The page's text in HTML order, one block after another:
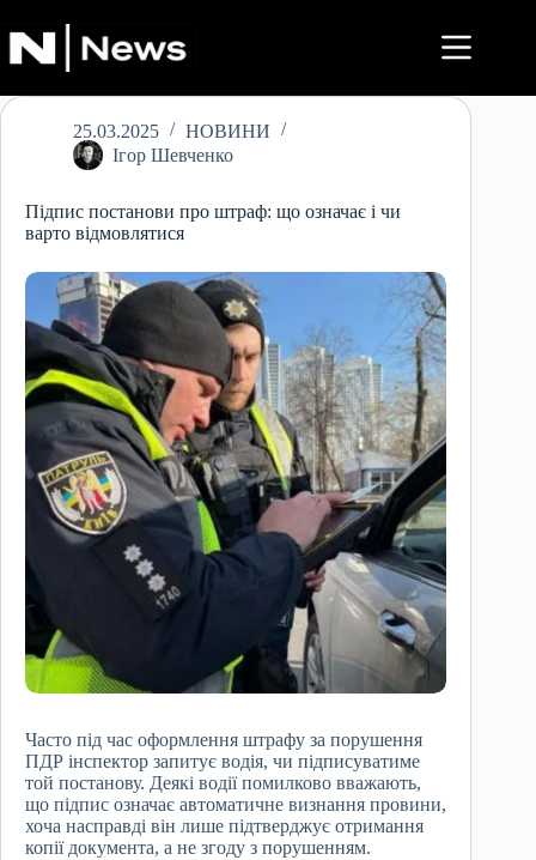
до
вмісту
25.03.2025
НОВИНИ
Ігор Шевченко
Підпис постанови про штраф: що означає і чи
варто відмовлятися
Часто під час оформлення штрафу за порушення
ПДР інспектор запитує водія, чи підписуватиме
той постанову. Деякі водії помилково вважають,
що підпис означає автоматичне визнання провини,
хоча насправді він лише підтверджує отримання
копії документа, а не згоду з порушенням.